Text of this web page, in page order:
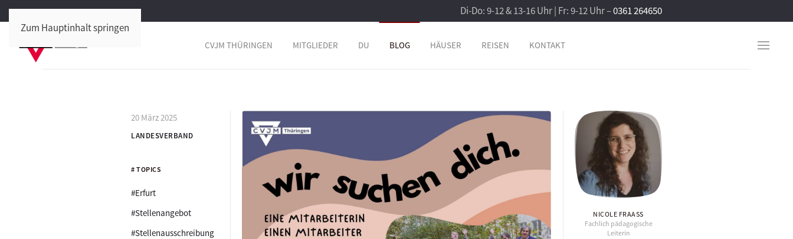
Zum Hauptinhalt springen
Di-Do: 9-12 & 13-16 Uhr | Fr: 9-12 Uhr –0361 264650
CVJM THÜRINGEN MITGLIEDER DU BLOG HÄUSER REISEN KONTAKT
20 März 2025
LANDESVERBAND
# TOPICS
#Erfurt
#Stellenangebot
#Stellenausschreibung
NICOLE FRAASS
Fachlich pädagogische
Leiterin